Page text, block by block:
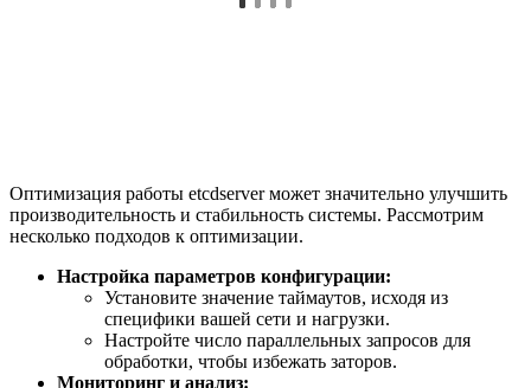
Оптимизация работы etcdserver может значительно улучшить
производительность и стабильность системы. Рассмотрим
несколько подходов к оптимизации.
Настройка параметров конфигурации:
Установите значение таймаутов, исходя из
специфики вашей сети и нагрузки.
Настройте число параллельных запросов для
обработки, чтобы избежать заторов.
Мониторинг и анализ: